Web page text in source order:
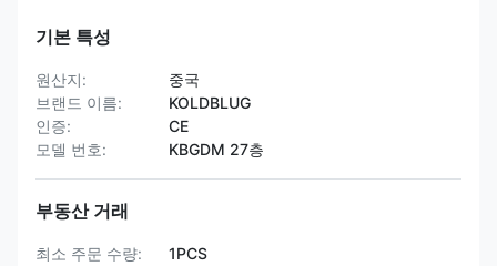
기본 특성
원산지:
중국
브랜드 이름:
KOLDBLUG
인증:
CE
모델 번호:
KBGDM 27층
부동산 거래
최소 주문 수량:
1PCS